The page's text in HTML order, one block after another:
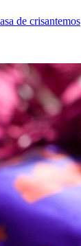
de crisantemos